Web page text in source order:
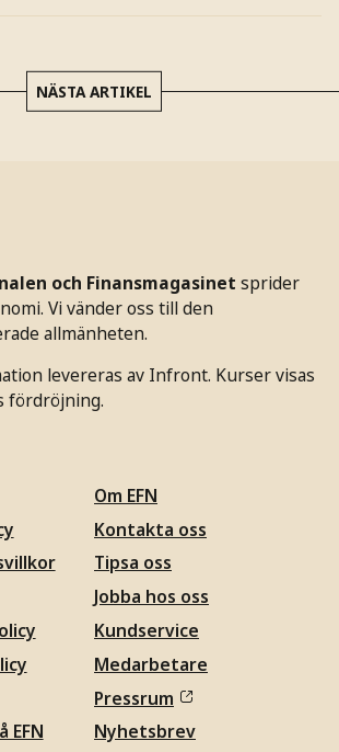
NÄSTA ARTIKEL
och Finansmagasinet sprider
Vi vänder oss till den
allmänheten.
levereras av Infront. Kurser visas
fördröjning.
EFN
Om EFN
Kontakta oss
Tipsa oss
Jobba hos oss
Kundservice
Medarbetare
Pressrum
Nyhetsbrev